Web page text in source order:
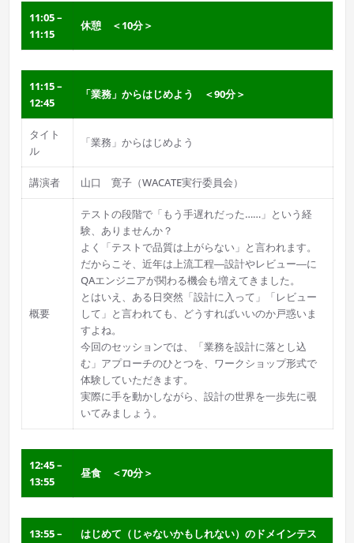
11:05 –
11:15
休憩 ＜10分＞
11:15 –
12:45
「業務」からはじめよう ＜90分＞
タイト
ル
「業務」からはじめよう
講演者 山口 寛子（WACATE実行委員会）
概要
テストの段階で「もう手遅れだった……」という経
験、ありませんか？
よく「テストで品質は上がらない」と言われます。
だからこそ、近年は上流工程―設計やレビュー―に
QAエンジニアが関わる機会も増えてきました。
とはいえ、ある日突然「設計に入って」「レビュー
して」と言われても、どうすればいいのか戸惑いま
すよね。
今回のセッションでは、「業務を設計に落とし込
む」アプローチのひとつを、ワークショップ形式で
体験していただきます。
実際に手を動かしながら、設計の世界を一歩先に覗
いてみましょう。
12:45 –
13:55
昼食 ＜70分＞
13:55 – はじめて（じゃないかもしれない）のドメインテス